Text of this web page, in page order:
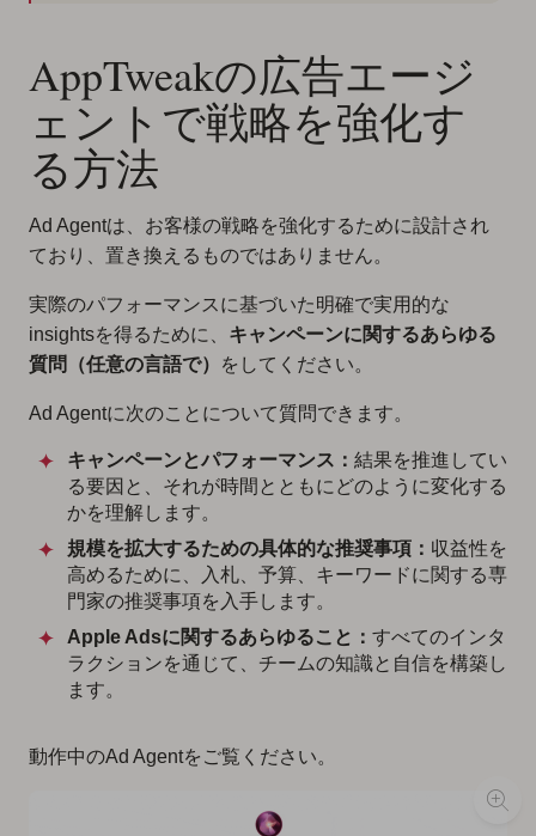
AppTweakの広告エージ
ェントで戦略を強化す
る方法
Ad Agentは、お客様の戦略を強化するために設計され
ており、置き換えるものではありません。
実際のパフォーマンスに基づいた明確で実用的な
insightsを得るために、 キャンペーンに関するあらゆる
質問（任意の言語で）
をしてください。
Ad Agentに次のことについて質問できます。
キャンペーンとパフォーマンス： 結果を推進してい
る要因と、それが時間とともにどのように変化する
かを理解します。
規模を拡大するための具体的な推奨事項： 収益性を
高めるために、入札、予算、キーワードに関する専
門家の推奨事項を入手します。
Apple Adsに関するあらゆること： すべてのインタ
ラクションを通じて、チームの知識と自信を構築し
ます。
動作中のAd Agentをご覧ください。